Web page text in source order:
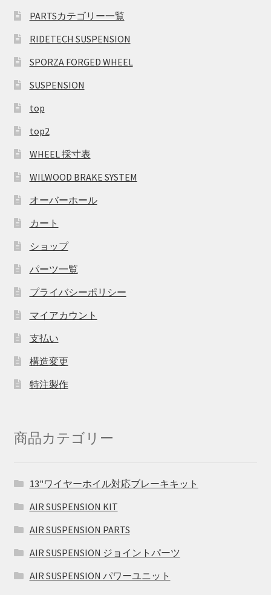
PARTSカテゴリー一覧
RIDETECH SUSPENSION
SPORZA FORGED WHEEL
SUSPENSION
top
top2
WHEEL 採寸表
WILWOOD BRAKE SYSTEM
オーバーホール
カート
ショップ
パーツ一覧
プライバシーポリシー
マイアカウント
支払い
構造変更
特注製作
商品カテゴリー
13"ワイヤーホイル対応ブレーキキット
AIR SUSPENSION KIT
AIR SUSPENSION PARTS
AIR SUSPENSION ジョイントパーツ
AIR SUSPENSION パワーユニット